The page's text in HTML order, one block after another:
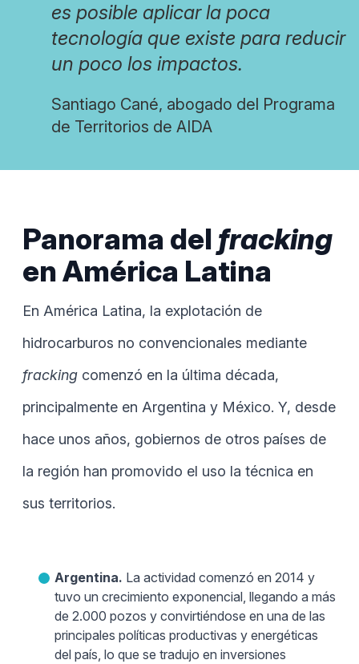
es posible aplicar la poca
tecnología que existe para reducir
un poco los impactos.
Santiago Cané, abogado del Programa
de Territorios de AIDA
Panorama del fracking
en América Latina
En América Latina, la explotación de
hidrocarburos no convencionales mediante
fracking comenzó en la última década,
principalmente en Argentina y México. Y, desde
hace unos años, gobiernos de otros países de
la región han promovido el uso la técnica en
sus territorios.
Argentina. La actividad comenzó en 2014 y
tuvo un crecimiento exponencial, llegando a más
de 2.000 pozos y convirtiéndose en una de las
principales políticas productivas y energéticas
del país, lo que se tradujo en inversiones